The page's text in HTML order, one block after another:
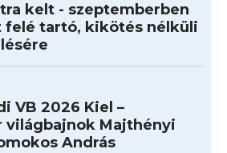
kelt - szeptemberben
felé tartó, kikötés nélküli
VB 2026 Kiel –
világbajnok Majthényi
András